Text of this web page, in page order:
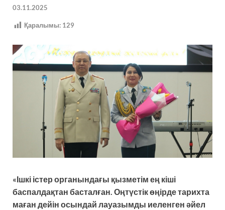
03.11.2025
Қаралымы: 129
«Ішкі істер органындағы қызметім ең кіші
баспалдақтан басталған. Оңтүстік өңірде тарихта
маған дейін осындай лауазымды иеленген әйел